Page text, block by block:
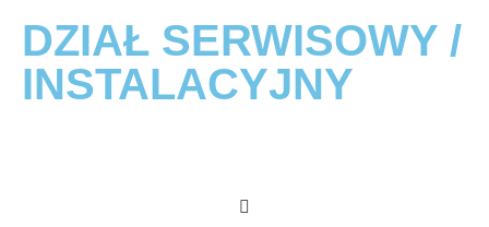
DZIAŁ SERWISOWY /
INSTALACYJNY